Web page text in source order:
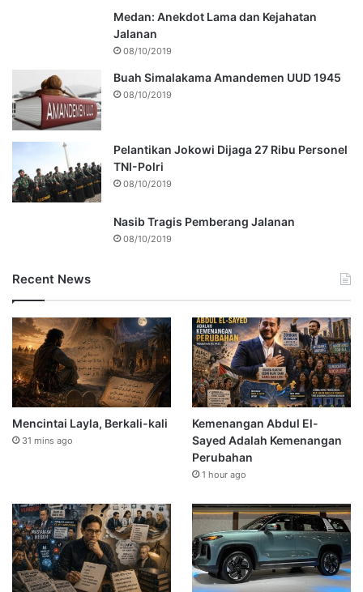
Medan: Anekdot Lama dan Kejahatan
Jalanan
08/10/2019
Buah Simalakama Amandemen UUD 1945
08/10/2019
Pelantikan Jokowi Dijaga 27 Ribu Personel
TNI-Polri
08/10/2019
Nasib Tragis Pemberang Jalanan
08/10/2019
Recent News
Mencintai Layla, Berkali-kali
31 mins ago
Kemenangan Abdul El-
Sayed Adalah Kemenangan
Perubahan
1 hour ago